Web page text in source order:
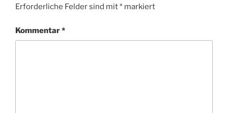
Erforderliche Felder sind mit* markiert
Kommentar*